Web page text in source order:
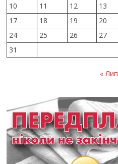
10
11 12 13
17
18 19 20
24
25 26 27
31
« Лип